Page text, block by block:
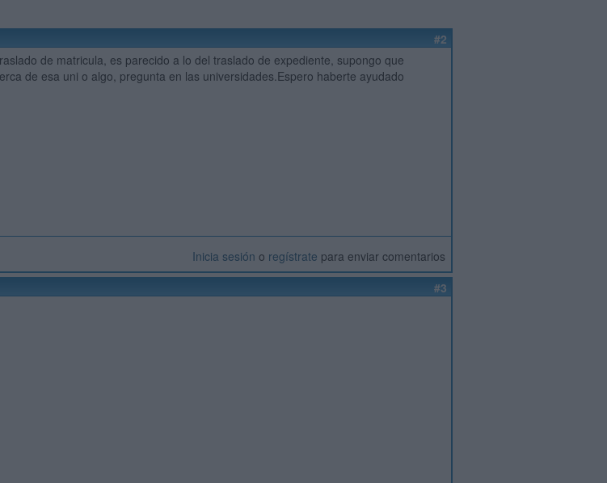
#2
de matricula, es parecido a lo del traslado de expediente, supongo que
de esa uni o algo, pregunta en las universidades.Espero haberte ayudado
Inicia sesión o regístrate para enviar comentarios
#3